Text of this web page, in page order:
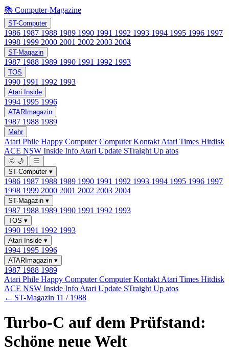
📚 Computer-Magazine
ST-Computer
1986 1987 1988 1989 1990 1991 1992 1993 1994 1995 1996 1997
1998 1999 2000 2001 2002 2003 2004
ST-Magazin
1987 1988 1989 1990 1991 1992 1993
TOS
1990 1991 1992 1993
Atari Inside
1994 1995 1996
ATARImagazin
1987 1988 1989
Mehr
Atari Phile Happy ComputerComputer Kontakt Atari Times Hitdisk
ACE NSW Inside Info Atari Update STraight Up atos
🌞 🌙
☰
ST-Computer ▾
1986 1987 1988 1989 1990 1991 1992 1993 1994 1995 1996 1997
1998 1999 2000 2001 2002 2003 2004
ST-Magazin ▾
1987 1988 1989 1990 1991 1992 1993
TOS ▾
1990 1991 1992 1993
Atari Inside ▾
1994 1995 1996
ATARImagazin ▾
1987 1988 1989
Atari Phile Happy ComputerComputer Kontakt Atari Times Hitdisk
ACE NSW Inside Info Atari Update STraight Up atos
← ST-Magazin 11 / 1988
Turbo-C auf dem Prüfstand:
Schöne neue Welt